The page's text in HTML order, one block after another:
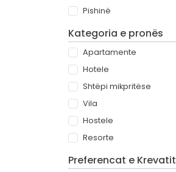
Pishinë
Kategoria e pronës
Apartamente
Hotele
Shtëpi mikpritëse
Vila
Hostele
Resorte
Preferencat e Krevatit